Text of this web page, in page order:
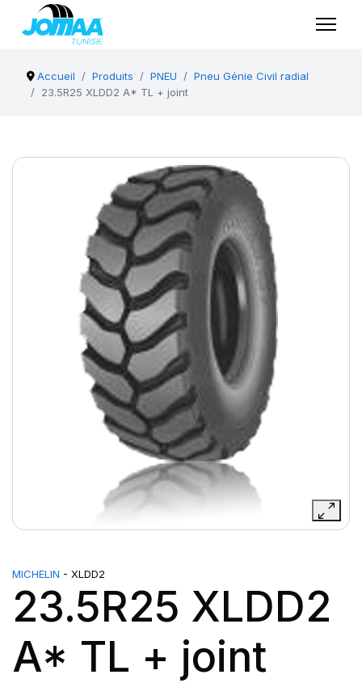
Accueil Produits PNEU
Pneu Génie Civil radial
23.5R25 XLDD2 A* TL + joint
MICHELIN - XLDD2
23.5R25 XLDD2
A* TL + joint